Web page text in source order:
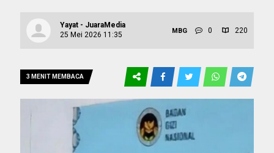
Yayat - JuaraMedia
25 Mei 2026 11:35
MBG 0 220
3 MENIT MEMBACA